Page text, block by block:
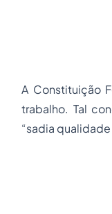
A Constituição
trabalho. Tal
“sadia